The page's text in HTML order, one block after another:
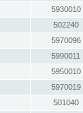
5930010
502240
5970096
5990011
5950010
5970019
501040